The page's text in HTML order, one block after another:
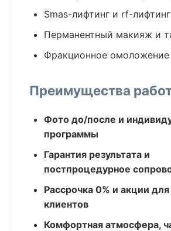
Smas-лифтинг и rf-лифтинг
Перманентный макияж и
Фракционное
Преимущества
Фото до/после и
программы
Гарантия результата и
постпроцедурное
Рассрочка 0% и акции
клиентов
Комфортная атмосфера,